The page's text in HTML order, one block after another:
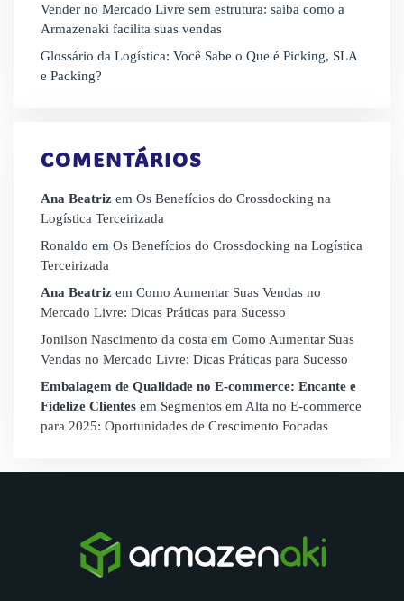
Vender no Mercado Livre sem estrutura: saiba como a
Armazenaki facilita suas vendas
Glossário da Logística: Você Sabe o Que é Picking, SLA
e Packing?
COMENTÁRIOS
Ana Beatriz em Os Benefícios do Crossdocking na
Logística Terceirizada
Ronaldo em Os Benefícios do Crossdocking na Logística
Terceirizada
Ana Beatriz em Como Aumentar Suas Vendas no
Mercado Livre: Dicas Práticas para Sucesso
Jonilson Nascimento da costa em Como Aumentar Suas
Vendas no Mercado Livre: Dicas Práticas para Sucesso
Embalagem de Qualidade no E-commerce: Encante e
Fidelize Clientes em Segmentos em Alta no E-commerce
para 2025: Oportunidades de Crescimento Focadas